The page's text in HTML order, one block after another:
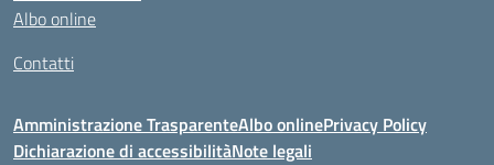
Albo online
Contatti
Amministrazione TrasparenteAlbo onlinePrivacy Policy
Dichiarazione di accessibilitàNote legali